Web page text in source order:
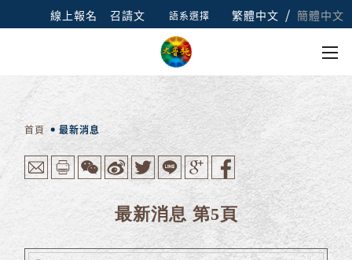
線上報名 召請文 語系選擇 繁體中文 / 簡體中文
首頁 最新消息
最新消息 第5頁